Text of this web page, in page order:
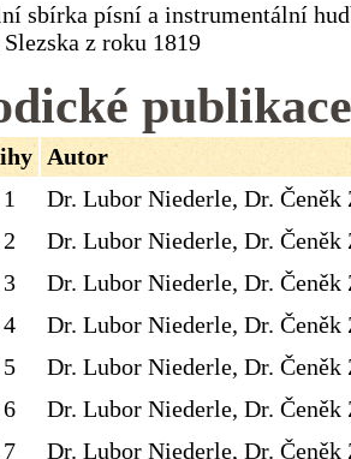
sbírka písní a instrumentální
z roku 1819
publikace
Autor
Dr. Lubor Niederle, Dr. Čeněk
Dr. Lubor Niederle, Dr. Čeněk
Dr. Lubor Niederle, Dr. Čeněk
Dr. Lubor Niederle, Dr. Čeněk
Dr. Lubor Niederle, Dr. Čeněk
Dr. Lubor Niederle, Dr. Čeněk
Dr. Lubor Niederle, Dr. Čeněk